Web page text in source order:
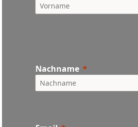
Nachname